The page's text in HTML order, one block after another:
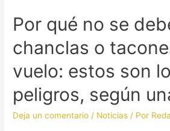
Por qué no se
chanclas o
vuelo: estos son
peligros, según
Deja un comentario / Noticias / Por